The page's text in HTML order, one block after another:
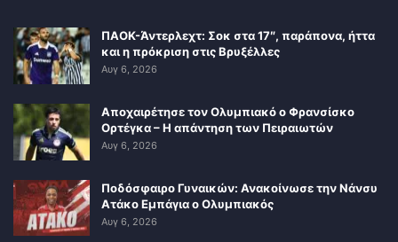
ΠΑΟΚ-Άντερλεχτ: Σοκ στα 17″, παράπονα, ήττα
και η πρόκριση στις Βρυξέλλες
Αυγ 6, 2026
Αποχαιρέτησε τον Ολυμπιακό ο Φρανσίσκο
Ορτέγκα – Η απάντηση των Πειραιωτών
Αυγ 6, 2026
Ποδόσφαιρο Γυναικών: Ανακοίνωσε την Νάνσυ
Ατάκο Εμπάγια ο Ολυμπιακός
Αυγ 6, 2026